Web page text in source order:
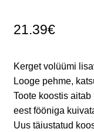
21.39€
Kerget volüümi
Looge pehme,
Toote koostis
eest fööniga
Uus täiustatud